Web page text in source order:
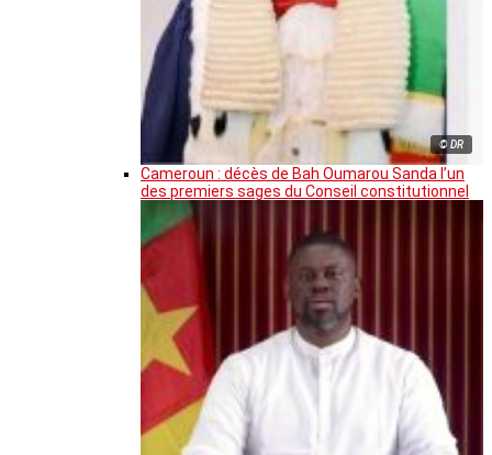
© DR
Cameroun : décès de Bah Oumarou Sanda l’un
des premiers sages du Conseil constitutionnel